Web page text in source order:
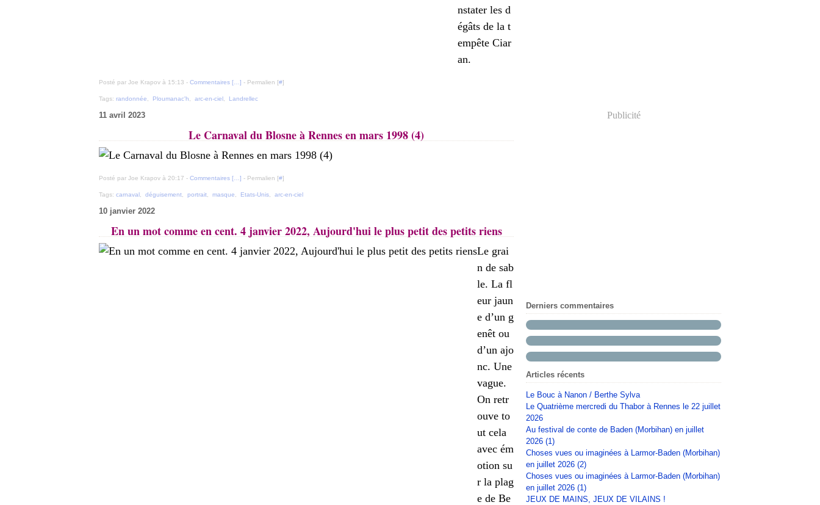
nstater les d
égâts de la t
empête Ciar
an.
Posté par Joe Krapov à 15:13 - Commentaires [ ] - Permalien [#]
Tags: randonnée Ploumanac'h arc-en-ciel Landrellec
11 avril 2023
Le Carnaval du Blosne à Rennes en mars 1998 (4)
Posté par Joe Krapov à 20:17 - Commentaires [ ] - Permalien [#]
Tags: carnaval déguisement portrait masque Etats-Unis arc-en-ciel
10 janvier 2022
En un mot comme en cent. 4 janvier 2022, Aujourd'hui le plus petit des petits riens
Le grai
n de sab
le. La fl
eur jaun
e d’un g
enêt ou
d’un ajo
nc. Une
vague.
On retr
ouve to
ut cela
avec ém
otion su
r la plag
e de Be
Publicité
Derniers commentaires
Articles récents
Le Bouc à Nanon / Berthe Sylva
Le Quatrième mercredi du Thabor à Rennes le 22 juillet
2026
Au festival de conte de Baden (Morbihan) en juillet
2026 (1)
Choses vues ou imaginées à Larmor-Baden (Morbihan)
en juillet 2026 (2)
Choses vues ou imaginées à Larmor-Baden (Morbihan)
en juillet 2026 (1)
JEUX DE MAINS, JEUX DE VILAINS !